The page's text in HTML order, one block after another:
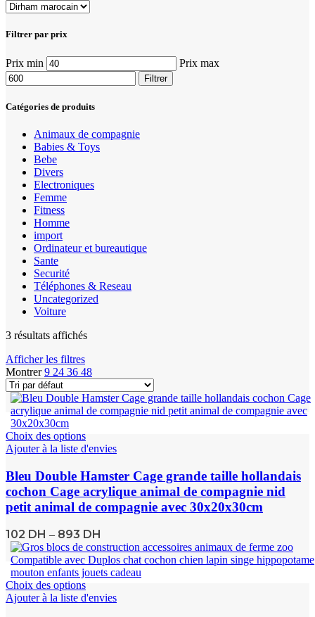
Filtrer par prix
Prix min Prix max
Filtrer
Catégories de produits
Animaux de compagnie
Babies & Toys
Bebe
Divers
Electroniques
Femme
Fitness
Homme
import
Ordinateur et bureautique
Sante
Securité
Téléphones & Reseau
Uncategorized
Voiture
3 résultats affichés
Afficher les filtres
Montrer9 24 36 48
Choix des options
Ajouter à la liste d'envies
Bleu Double Hamster Cage grande taille hollandais
cochon Cage acrylique animal de compagnie nid
petit animal de compagnie avec 30x20x30cm
102 DH – 893 DH
Choix des options
Ajouter à la liste d'envies